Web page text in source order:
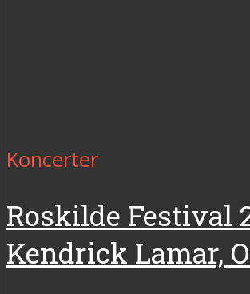
Koncerter
Roskilde Festival
Kendrick Lamar,